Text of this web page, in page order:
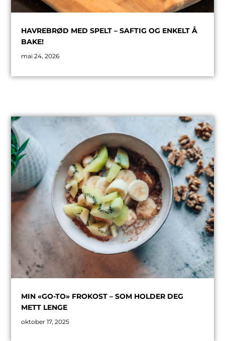
HAVREBRØD MED SPELT – SAFTIG OG ENKELT Å
BAKE!
mai 24, 2026
MIN «GO-TO» FROKOST – SOM HOLDER DEG
METT LENGE
oktober 17, 2025